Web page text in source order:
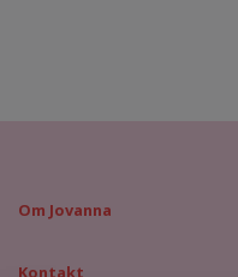
Om Jovanna